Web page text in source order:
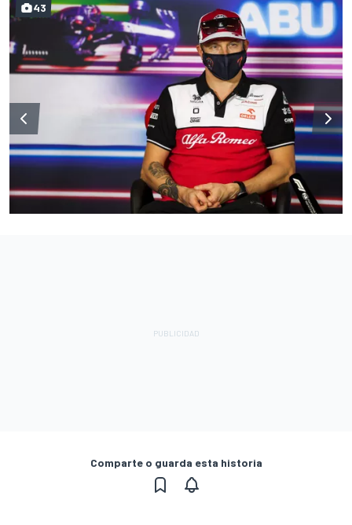
43
Comparte o guarda esta historia